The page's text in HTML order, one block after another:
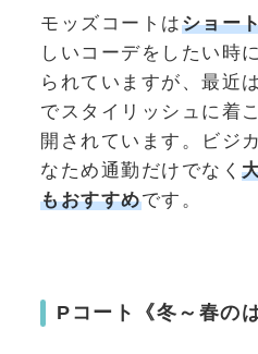
モッズコートはショー
しいコーデをしたい時
られていますが、最近
でスタイリッシュに着
開されています。ビジ
なため通勤だけでなく
もおすすめです。
Pコート《冬～春の